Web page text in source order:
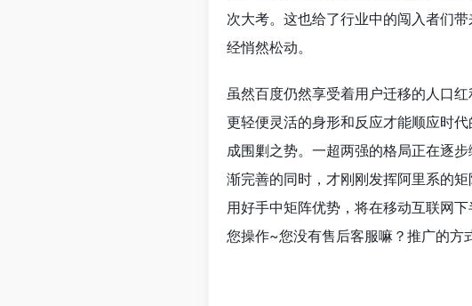
次大考。这也给了行业中的闯入者们
经悄然松动。
虽然百度仍然享受着用户迁移的人口
更轻便灵活的身形和反应才能顺应时
成围剿之势。一超两强的格局正在逐
渐完善的同时，才刚刚发挥阿里系的
用好手中矩阵优势，将在移动互联网
您操作~您没有售后客服嘛？推广的方